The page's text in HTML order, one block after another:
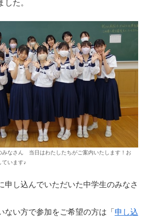
した。
みなさん 当日はわたしたちがご案内いたします！お
ています♪
申し込んでいただいた中学生のみなさ
ない方で参加をご希望の方は「 申し込